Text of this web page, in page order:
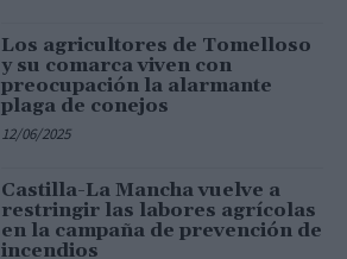
Los agricultores de Tomelloso
y su comarca viven con
preocupación la alarmante
plaga de conejos
12/06/2025
Castilla-La Mancha vuelve a
restringir las labores agrícolas
en la campaña de prevención de
incendios